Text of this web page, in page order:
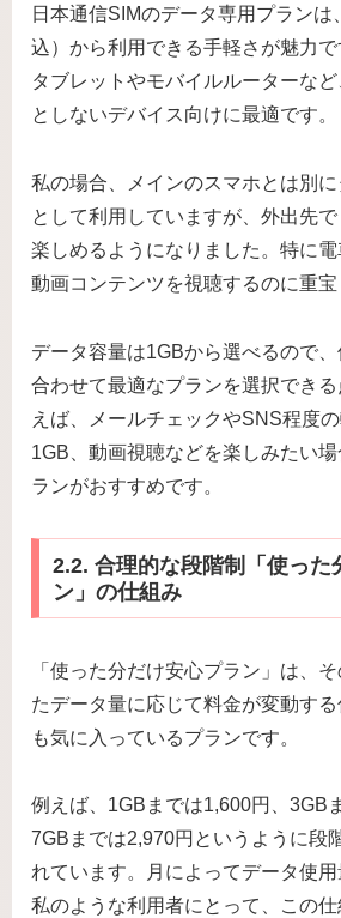
日本通信SIMのデータ専用プランは
込）から利用できる手軽さが魅力
タブレットやモバイルルーターな
としないデバイス向けに最適です。
私の場合、メインのスマホとは別
として利用していますが、外出先
楽しめるようになりました。特に
動画コンテンツを視聴するのに重宝
データ容量は1GBから選べるので
合わせて最適なプランを選択でき
えば、メールチェックやSNS程度
1GB、動画視聴などを楽しみたい
ランがおすすめです。
2.2. 合理的な段階制「使った
ン」の仕組み
「使った分だけ安心プラン」は、
たデータ量に応じて料金が変動す
も気に入っているプランです。
例えば、1GBまでは1,600円、3GB
7GBまでは2,970円というように段
れています。月によってデータ使
私のような利用者にとって、この